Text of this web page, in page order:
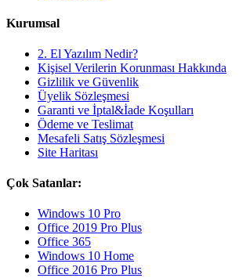
Kurumsal
2. El Yazılım Nedir?
Kişisel Verilerin Korunması Hakkında
Gizlilik ve Güvenlik
Üyelik Sözleşmesi
Garanti ve İptal&İade Koşulları
Ödeme ve Teslimat
Mesafeli Satış Sözleşmesi
Site Haritası
Çok Satanlar:
Windows 10 Pro
Office 2019 Pro Plus
Office 365
Windows 10 Home
Office 2016 Pro Plus